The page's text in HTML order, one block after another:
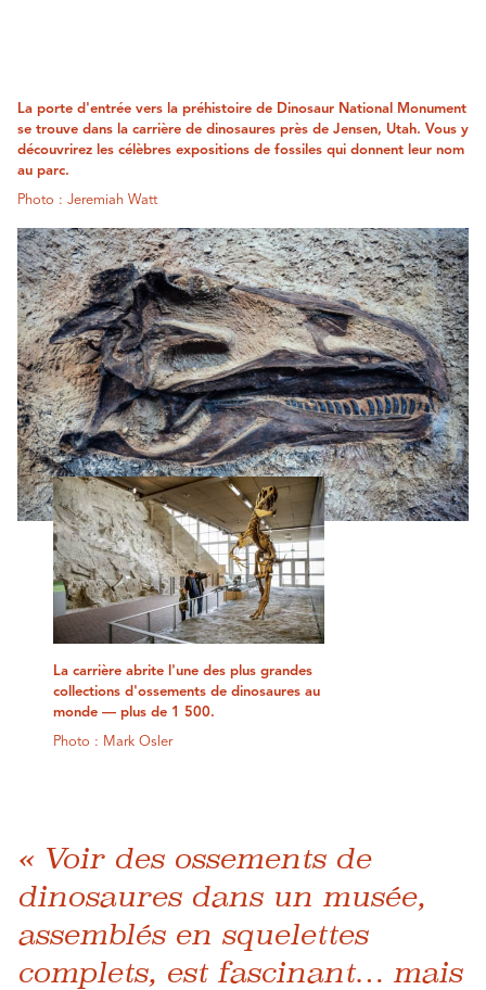
La carrière abrite l'une des plus grandes
collections d'ossements de dinosaures au
monde — plus de 1 500.
Photo : Mark Osler
La porte d'entrée vers la préhistoire de Dinosaur National Monument
se trouve dans la carrière de dinosaures près de Jensen, Utah. Vous y
découvrirez les célèbres expositions de fossiles qui donnent leur nom
au parc.
Photo : Jeremiah Watt
« Voir des ossements de
dinosaures dans un musée,
assemblés en squelettes
complets, est fascinant… mais